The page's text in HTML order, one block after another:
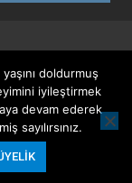
doldurmuş
iyileştirmek
devam ederek
sayılırsınız.